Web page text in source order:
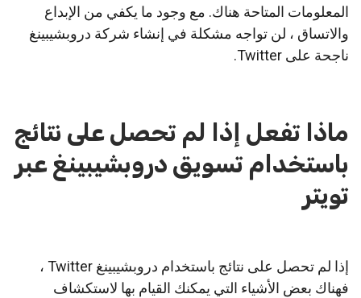
المعلومات المتاحة هناك. مع وجود ما يكفي من الإبداع
والاتساق ، لن تواجه مشكلة في إنشاء شركة دروبشيبينغ
ناجحة على Twitter.
ماذا تفعل إذا لم تحصل على نتائج
باستخدام تسويق دروبشيبينغ عبر
تويتر
إذا لم تحصل على نتائج باستخدام دروبشيبينغ Twitter ،
فهناك بعض الأشياء التي يمكنك القيام بها لاستكشاف